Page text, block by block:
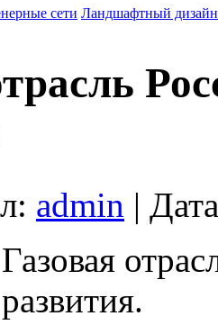
сети Ландшафтный дизайн
admin |
Газовая
развития.